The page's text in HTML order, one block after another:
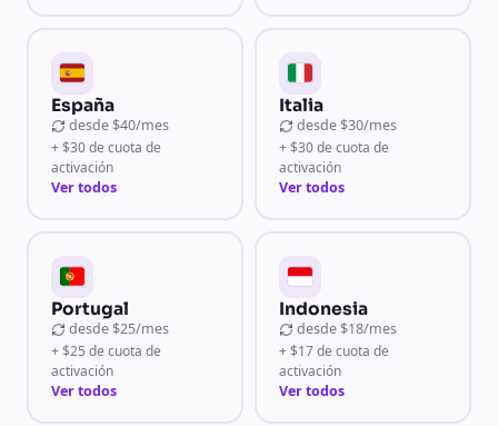
España
desde $40/mes
+ $30 de cuota de
activación
Ver todos
Italia
desde $30/mes
+ $30 de cuota de
activación
Ver todos
Portugal
desde $25/mes
+ $25 de cuota de
activación
Ver todos
Indonesia
desde $18/mes
+ $17 de cuota de
activación
Ver todos